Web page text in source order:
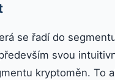
se řadí do
svou
kryptoměn. To